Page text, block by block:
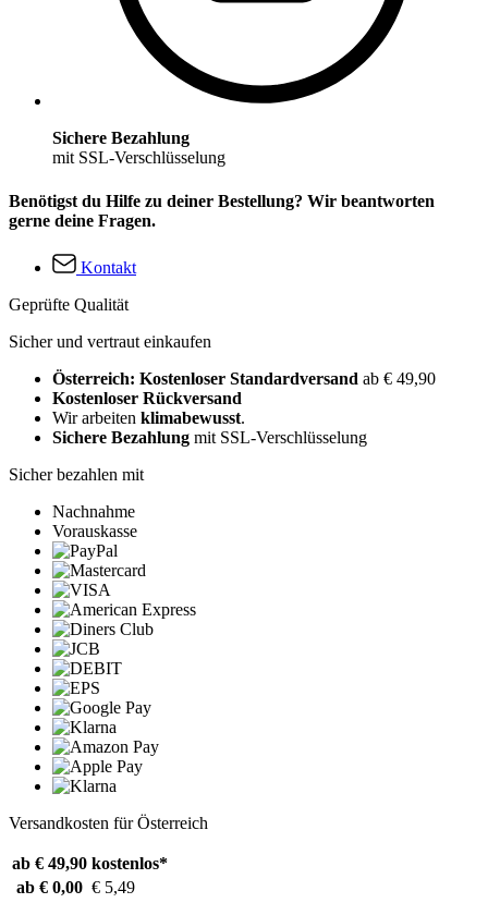
Sichere Bezahlung
mit SSL-Verschlüsselung
Benötigst du Hilfe zu deiner Bestellung? Wir beantworten
gerne deine Fragen.
Kontakt
Geprüfte Qualität
Sicher und vertraut einkaufen
Österreich: Kostenloser Standardversand ab € 49,90
Kostenloser Rückversand
Wir arbeiten klimabewusst.
Sichere Bezahlung mit SSL-Verschlüsselung
Sicher bezahlen mit
Nachnahme
Vorauskasse
Versandkosten für Österreich
ab € 49,90 kostenlos*
ab € 0,00 € 5,49